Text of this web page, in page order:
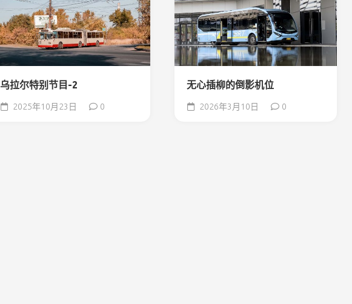
乌拉尔特别节目-2
2025年10月23日 0
无心插柳的倒影机位
2026年3月10日 0